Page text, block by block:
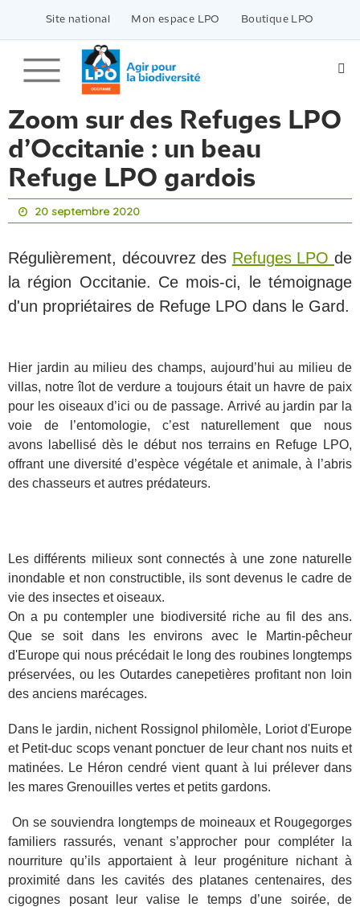
contenu
Site national Mon espace LPO Boutique LPO
Zoom sur des Refuges LPO
d’Occitanie : un beau
Refuge LPO gardois
20 septembre 2020
Régulièrement, découvrez des Refuges LPOde
la région Occitanie. Ce mois-ci, le témoignage
d'un propriétaires de Refuge LPO dans le Gard.
Hier jardin au milieu des champs, aujourd’hui au milieu de
villas, notre îlot de verdure a toujours était un havre de paix
pour les oiseaux d’ici ou de passage. Arrivé au jardin par la
voie de l’entomologie, c’est naturellement que nous
avons labellisé dès le début nos terrains en Refuge LPO,
offrant une diversité d’espèce végétale et animale, à l’abris
des chasseurs et autres prédateurs.
Les différents milieux sont connectés à une zone naturelle
inondable et non constructible, ils sont devenus le cadre de
vie des insectes et oiseaux.
On a pu contempler une biodiversité riche au fil des ans.
Que se soit dans les environs avec le Martin-pêcheur
d'Europe qui nous précédait le long des roubines longtemps
préservées, ou les Outardes canepetières profitant non loin
des anciens marécages.
Dans le jardin, nichent Rossignol philomèle, Loriot d'Europe
et Petit-duc scops venant ponctuer de leur chant nos nuits et
matinées. Le Héron cendré vient quant à lui prélever dans
les mares Grenouilles vertes et petits gardons.
On se souviendra longtemps de moineaux et Rougegorges
familiers rassurés, venant s’approcher pour compléter la
nourriture qu’ils apportaient à leur progéniture nichant à
proximité dans les cavités des platanes centenaires, des
cigognes posant leur valise le temps d’une soirée, de